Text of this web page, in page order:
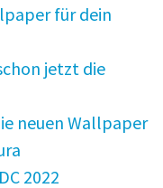
für dein
jetzt die
neuen Wallpaper
2022